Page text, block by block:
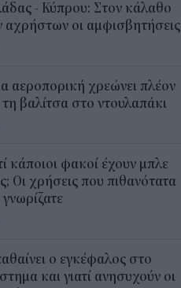
- Κύπρου: Στον κάλαθο
αχρήστων οι αμφισβητήσεις
αεροπορική χρεώνει πλέον
τη βαλίτσα στο ντουλαπάκι
κάποιοι φακοί έχουν μπλε
Οι χρήσεις που πιθανότατα
γνωρίζατε
ο εγκέφαλος στο
και γιατί ανησυχούν οι